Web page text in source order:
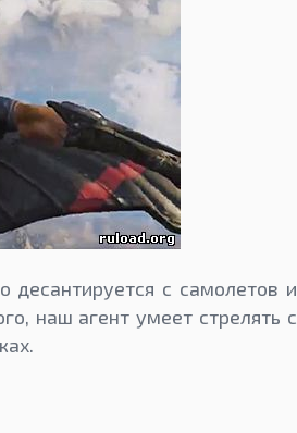
с самолетов и
наш агент умеет стрелять с